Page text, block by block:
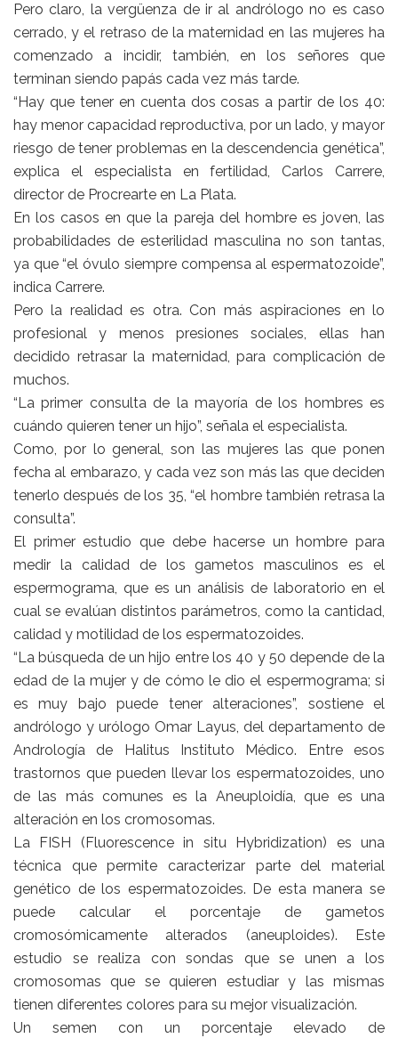
Pero claro, la vergüenza de ir al andrólogo no es caso
cerrado, y el retraso de la maternidad en las mujeres ha
comenzado a incidir, también, en los señores que
terminan siendo papás cada vez más tarde.
“Hay que tener en cuenta dos cosas a partir de los 40:
hay menor capacidad reproductiva, por un lado, y mayor
riesgo de tener problemas en la descendencia genética”,
explica el especialista en fertilidad, Carlos Carrere,
director de Procrearte en La Plata.
En los casos en que la pareja del hombre es joven, las
probabilidades de esterilidad masculina no son tantas,
ya que “el óvulo siempre compensa al espermatozoide”,
indica Carrere.
Pero la realidad es otra. Con más aspiraciones en lo
profesional y menos presiones sociales, ellas han
decidido retrasar la maternidad, para complicación de
muchos.
“La primer consulta de la mayoría de los hombres es
cuándo quieren tener un hijo”, señala el especialista.
Como, por lo general, son las mujeres las que ponen
fecha al embarazo, y cada vez son más las que deciden
tenerlo después de los 35, “el hombre también retrasa la
consulta”.
El primer estudio que debe hacerse un hombre para
medir la calidad de los gametos masculinos es el
espermograma, que es un análisis de laboratorio en el
cual se evalúan distintos parámetros, como la cantidad,
calidad y motilidad de los espermatozoides.
“La búsqueda de un hijo entre los 40 y 50 depende de la
edad de la mujer y de cómo le dio el espermograma; si
es muy bajo puede tener alteraciones”, sostiene el
andrólogo y urólogo Omar Layus, del departamento de
Andrología de Halitus Instituto Médico. Entre esos
trastornos que pueden llevar los espermatozoides, uno
de las más comunes es la Aneuploidía, que es una
alteración en los cromosomas.
La FISH (Fluorescence in situ Hybridization) es una
técnica que permite caracterizar parte del material
genético de los espermatozoides. De esta manera se
puede calcular el porcentaje de gametos
cromosómicamente alterados (aneuploides). Este
estudio se realiza con sondas que se unen a los
cromosomas que se quieren estudiar y las mismas
tienen diferentes colores para su mejor visualización.
Un semen con un porcentaje elevado de